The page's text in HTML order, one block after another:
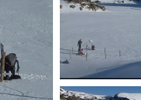
Suivi de